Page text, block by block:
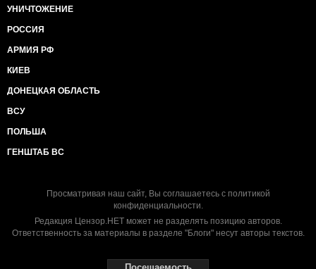
УНИЧТОЖЕНИЕ
РОССИЯ
АРМИЯ РФ
КИЕВ
ДОНЕЦКАЯ ОБЛАСТЬ
ВСУ
ПОЛЬША
ГЕНШТАБ ВС
Просматривая наш сайт, Вы соглашаетесь с политикой
конфиденциальности.
Редакция Цензор.НЕТ может не разделять позицию авторов.
Ответственность за материалы в разделе "Блоги" несут авторы текстов.